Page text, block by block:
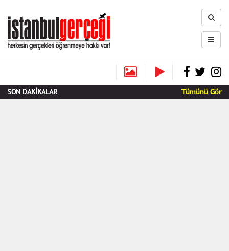
SON DAKİKALAR Tümünü Gör